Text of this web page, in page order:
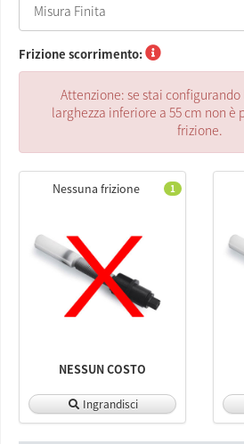
Frizione scorrimento:
Attenzione: se stai configurando
larghezza inferiore a 55 cm non è
frizione.
1
Nessuna frizione
NESSUN COSTO
Ingrandisci